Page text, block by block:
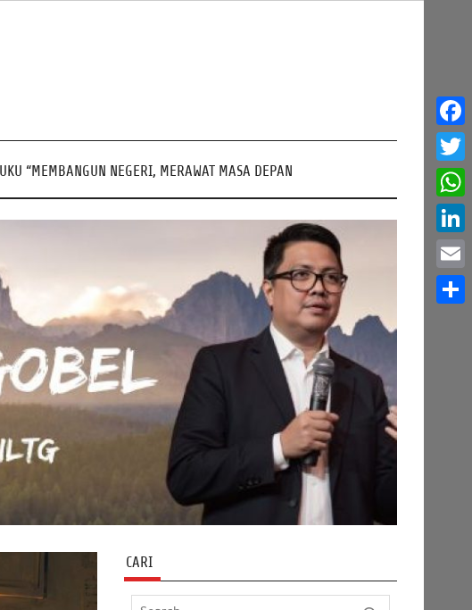
“MEMBANGUN NEGERI, MERAWAT MASA DEPAN
CARI
Email